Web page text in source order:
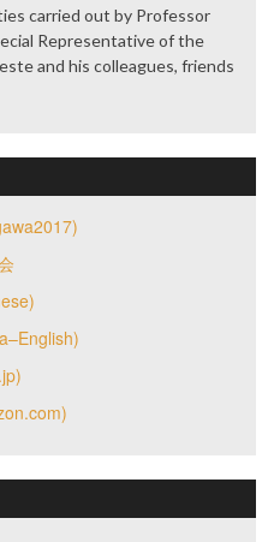
carried out by Professor
Representative of the
and his colleagues, friends